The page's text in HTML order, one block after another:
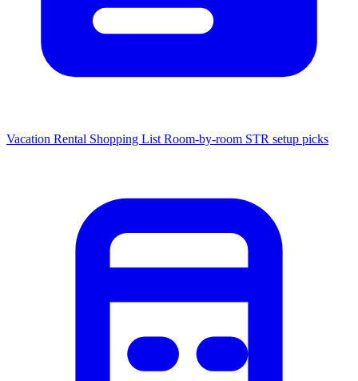
Vacation Rental Shopping List Room-by-room STR setup picks